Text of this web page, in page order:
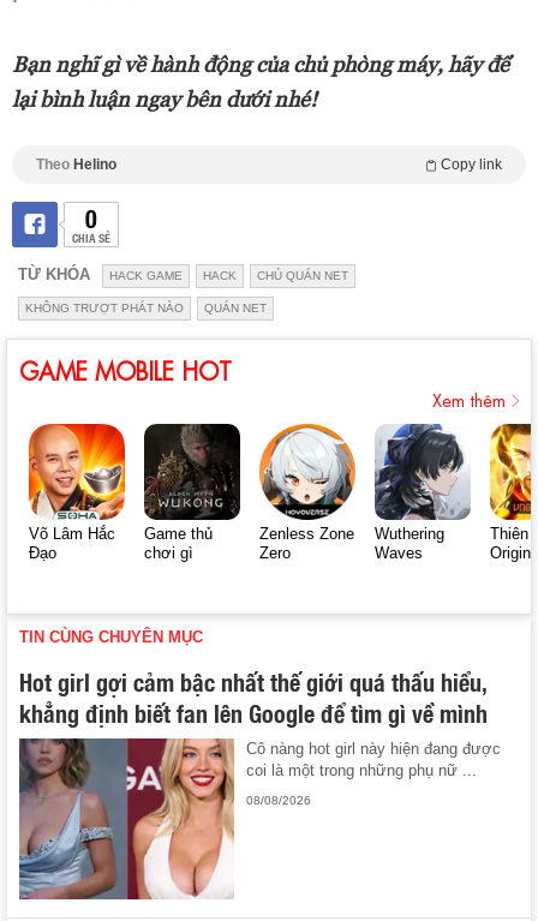
Bạn nghĩ gì về hành động của chủ phòng máy, hãy để
lại bình luận ngay bên dưới nhé!
Theo Helino Copy link
0
CHIA SẺ
TỪ KHÓA HACK GAME HACK CHỦ QUÁN NET
KHÔNG TRƯỢT PHÁT NÀO QUÁN NET
GAME MOBILE HOT
Xem thêm
Võ Lâm Hắc
Đạo
Game thủ
chơi gì
Zenless Zone
Zero
Wuthering
Waves
Thiên
Origin
TIN CÙNG CHUYÊN MỤC
Hot girl gợi cảm bậc nhất thế giới quá thấu hiểu,
khẳng định biết fan lên Google để tìm gì về mình
Cô nàng hot girl này hiện đang được
coi là một trong những phụ nữ ...
08/08/2026